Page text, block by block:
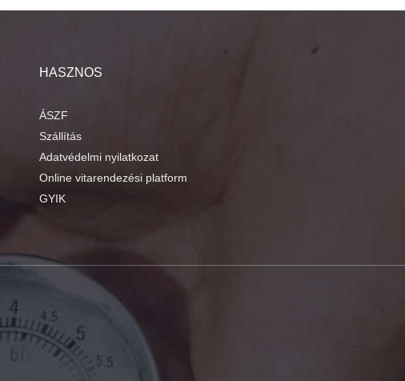
HASZNOS
ÁSZF
Szállítás
Adatvédelmi nyilatkozat
Online vitarendezési platform
GYIK